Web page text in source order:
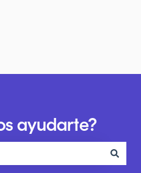
submenú de
ayudarte?